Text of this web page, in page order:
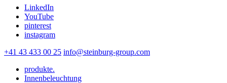
LinkedIn
YouTube
pinterest
instagram
+41 43 433 00 25 info@steinburg-group.com
produkte.
Innenbeleuchtung